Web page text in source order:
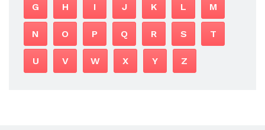
G H I J K L M
N O P Q R S T
U V W X Y Z